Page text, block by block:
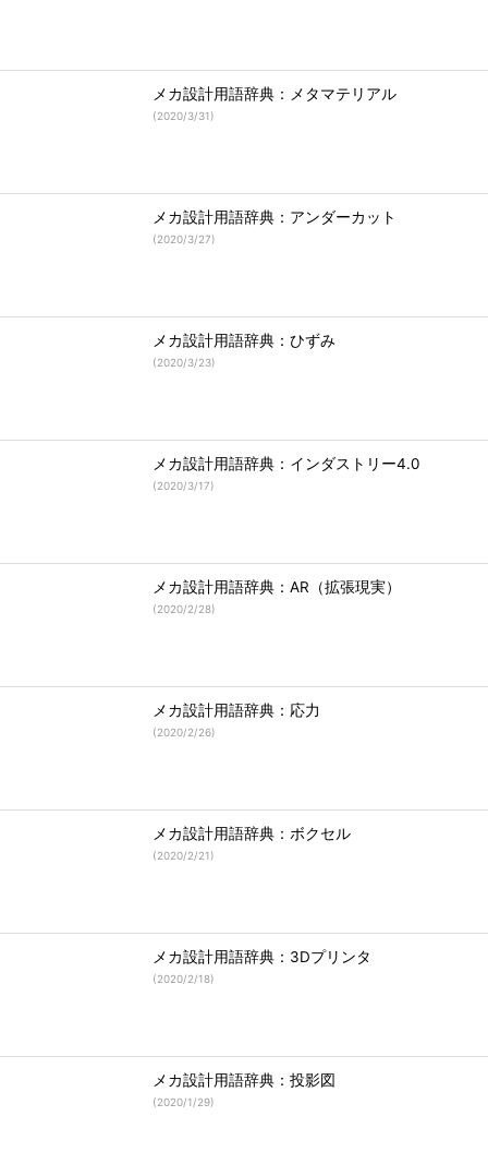
メカ設計用語辞典：メタマテリアル
(2020/3/31)
メカ設計用語辞典：アンダーカット
(2020/3/27)
メカ設計用語辞典：ひずみ
(2020/3/23)
メカ設計用語辞典：インダストリー4.0
(2020/3/17)
メカ設計用語辞典：AR（拡張現実）
(2020/2/28)
メカ設計用語辞典：応力
(2020/2/26)
メカ設計用語辞典：ボクセル
(2020/2/21)
メカ設計用語辞典：3Dプリンタ
(2020/2/18)
メカ設計用語辞典：投影図
(2020/1/29)